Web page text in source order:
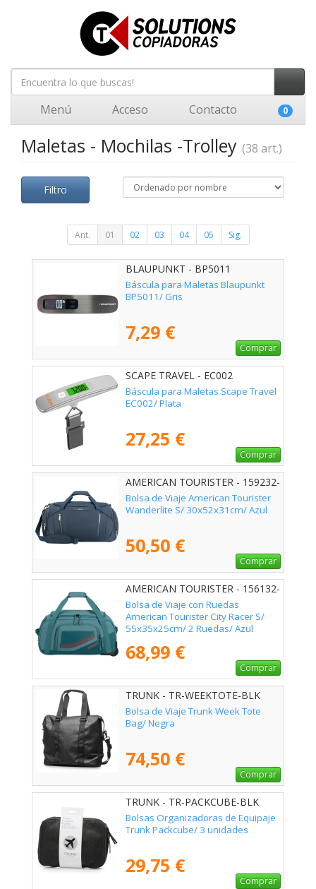
Menú Acceso Contacto 0
Maletas - Mochilas -Trolley (38 art.)
Filtro
Ant. 01 02 03 04 05 Sig.
BLAUPUNKT - BP5011
Báscula para Maletas Blaupunkt
BP5011/ Gris
7,29 €
Comprar
SCAPE TRAVEL - EC002
Báscula para Maletas Scape Travel
EC002/ Plata
27,25 €
Comprar
AMERICAN TOURISTER - 159232-
1265
Bolsa de Viaje American Tourister
Wanderlite S/ 30x52x31cm/ Azul
50,50 €
Comprar
AMERICAN TOURISTER - 156132-
4828
Bolsa de Viaje con Ruedas
American Tourister City Racer S/
55x35x25cm/ 2 Ruedas/ Azul
68,99 €
Comprar
TRUNK - TR-WEEKTOTE-BLK
Bolsa de Viaje Trunk Week Tote
Bag/ Negra
74,50 €
Comprar
TRUNK - TR-PACKCUBE-BLK
Bolsas Organizadoras de Equipaje
Trunk Packcube/ 3 unidades
29,75 €
Comprar